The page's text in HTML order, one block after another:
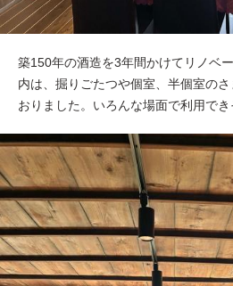
築150年の酒造を3年間かけてリノベ
内は、掘りごたつや個室、半個室の
おりました。いろんな場面で利用でき